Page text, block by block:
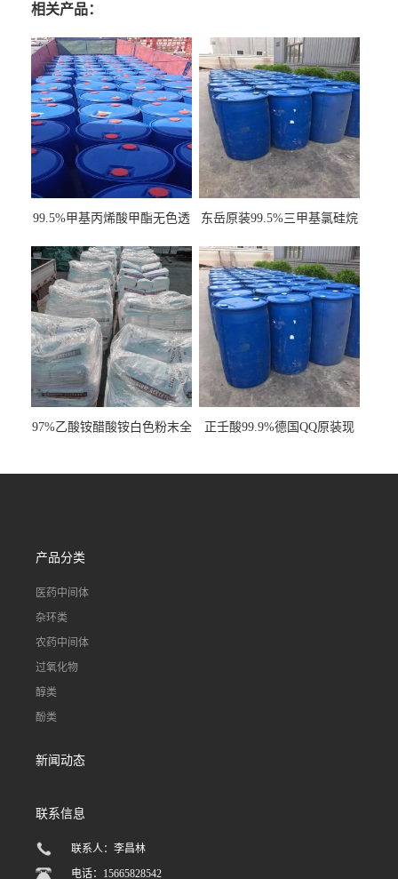
相关产品：
99.5%甲基丙烯酸甲酯无色透
东岳原装99.5%三甲基氯硅烷
97%乙酸铵醋酸铵白色粉末全
正壬酸99.9%德国QQ原装现
产品分类
医药中间体
杂环类
农药中间体
过氧化物
醇类
酚类
新闻动态
联系信息
联系人：李昌林
电话：15665828542